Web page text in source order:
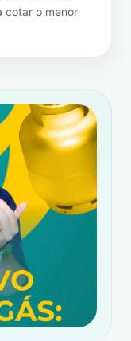
cotar o menor